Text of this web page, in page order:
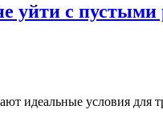
уйти с пустыми
идеальные условия для